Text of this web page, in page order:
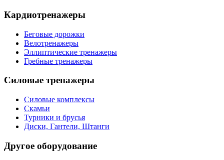
Кардиотренажеры
Беговые дорожки
Велотренажеры
Эллиптические тренажеры
Гребные тренажеры
Силовые тренажеры
Силовые комплексы
Скамьи
Турники и брусья
Диски, Гантели, Штанги
Другое оборудование